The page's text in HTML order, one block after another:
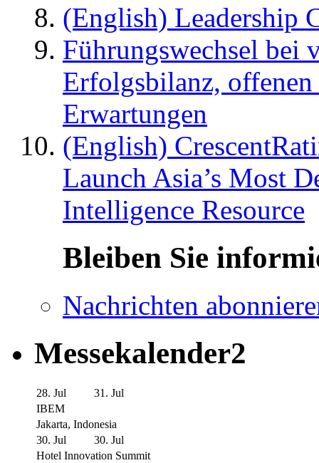
(English) Leadership
Führungswechsel bei
Erfolgsbilanz,
Erwartungen
(English)
Launch Asia’s Most
Intelligence Resource
Bleiben Sie
Nachrichten
Messekalender2
28. Jul
31. Jul
IBEM
Jakarta, Indonesia
30. Jul
30. Jul
Hotel Innovation Summit